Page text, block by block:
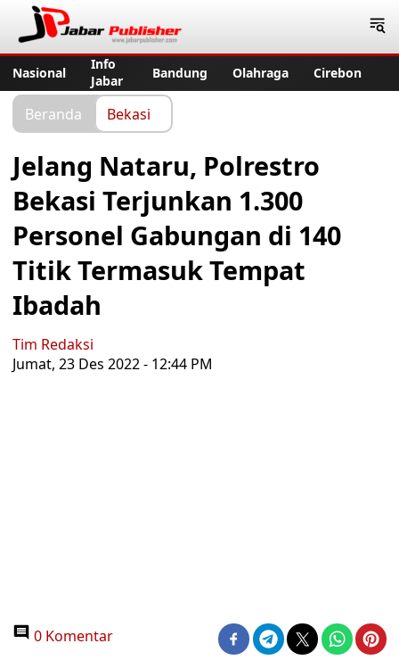
Nasional
Info
Jabar
Bandung Olahraga Cirebon
Beranda Bekasi
Jelang Nataru, Polrestro
Bekasi Terjunkan 1.300
Personel Gabungan di 140
Titik Termasuk Tempat
Ibadah
Tim Redaksi
Jumat, 23 Des 2022 - 12:44 PM
0 Komentar